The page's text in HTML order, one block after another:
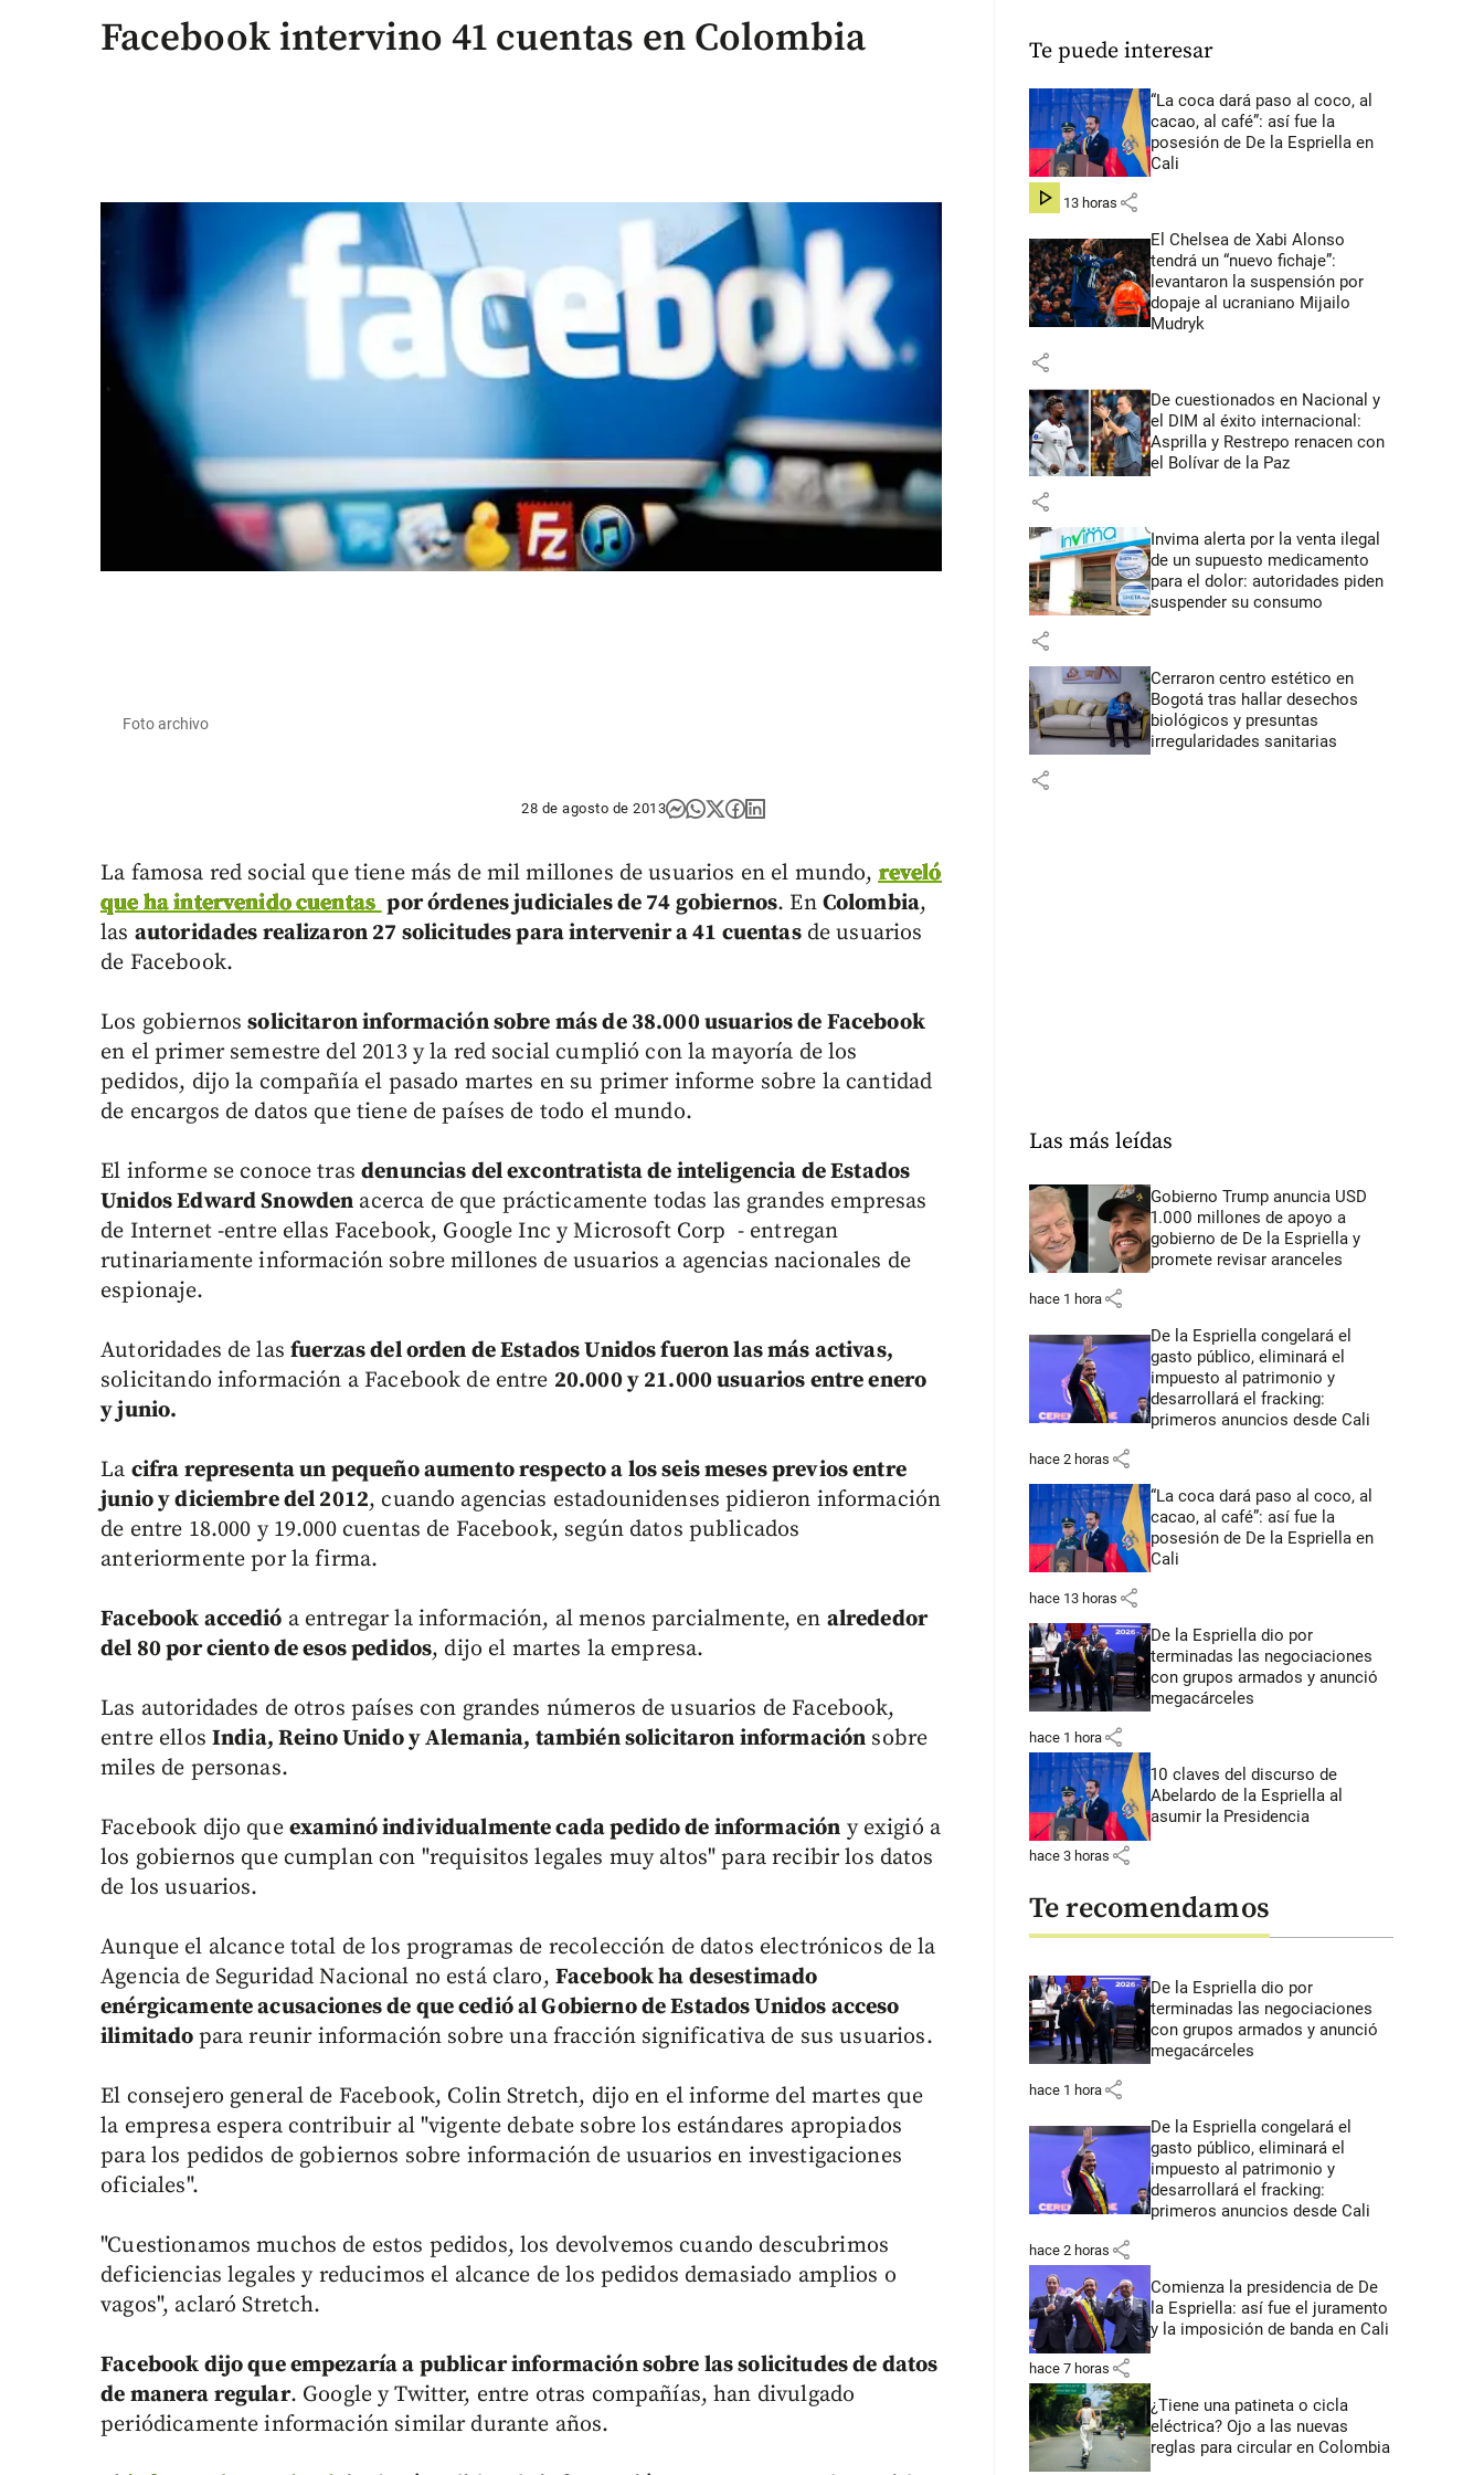
Facebook intervino 41 cuentas en Colombia
Foto archivo
28 de agosto de 2013
La famosa red social que tiene más de mil millones de usuarios en el mundo,reveló
que ha intervenido cuentas por órdenes judiciales de 74 gobiernos. En Colombia,
las autoridades realizaron 27 solicitudes para intervenir a 41 cuentasde usuarios
de Facebook.
Los gobiernossolicitaron información sobre más de 38.000 usuarios de Facebook
en el primer semestre del 2013 y la red social cumplió con la mayoría de los
pedidos, dijo la compañía el pasado martes en su primer informe sobre la cantidad
de encargos de datos que tiene de países de todo el mundo.
El informe se conoce trasdenuncias del excontratista de inteligencia de Estados
Unidos Edward Snowden acerca de que prácticamente todas las grandes empresas
de Internet -entre ellas Facebook, Google Inc y Microsoft Corp - entregan
rutinariamente información sobre millones de usuarios a agencias nacionales de
espionaje.
Autoridades de lasfuerzas del orden de Estados Unidos fueron las más activas,
solicitando información a Facebook de entre 20.000 y 21.000 usuarios entre enero
y junio.
La cifra representa un pequeño aumento respecto a los seis meses previos entre
junio y diciembre del 2012, cuando agencias estadounidenses pidieron información
de entre 18.000 y 19.000 cuentas de Facebook, según datos publicados
anteriormente por la firma.
Facebook accedió a entregar la información, al menos parcialmente, en alrededor
del 80 por ciento de esos pedidos, dijo el martes la empresa.
Las autoridades de otros países con grandes números de usuarios de Facebook,
entre ellos India, Reino Unido y Alemania, también solicitaron información sobre
miles de personas.
Facebook dijo que examinó individualmente cada pedido de información y exigió a
los gobiernos que cumplan con "requisitos legales muy altos" para recibir los datos
de los usuarios.
Aunque el alcance total de los programas de recolección de datos electrónicos de la
Agencia de Seguridad Nacional no está claro, Facebook ha desestimado
enérgicamente acusaciones de que cedió al Gobierno de Estados Unidos acceso
ilimitado para reunir información sobre una fracción significativa de sus usuarios.
El consejero general de Facebook, Colin Stretch, dijo en el informe del martes que
la empresa espera contribuir al "vigente debate sobre los estándares apropiados
para los pedidos de gobiernos sobre información de usuarios en investigaciones
oficiales".
"Cuestionamos muchos de estos pedidos, los devolvemos cuando descubrimos
deficiencias legales y reducimos el alcance de los pedidos demasiado amplios o
vagos", aclaró Stretch.
Facebook dijo que empezaría a publicar información sobre las solicitudes de datos
de manera regular. Google y Twitter, entre otras compañías, han divulgado
periódicamente información similar durante años.
Te puede interesar
“La coca dará paso al coco, al
cacao, al café”: así fue la
posesión de De la Espriella en
Cali
hace 13 horas share
El Chelsea de Xabi Alonso
tendrá un “nuevo fichaje”:
levantaron la suspensión por
dopaje al ucraniano Mijailo
Mudryk
share
De cuestionados en Nacional y
el DIM al éxito internacional:
Asprilla y Restrepo renacen con
el Bolívar de la Paz
share
Invima alerta por la venta ilegal
de un supuesto medicamento
para el dolor: autoridades piden
suspender su consumo
share
Cerraron centro estético en
Bogotá tras hallar desechos
biológicos y presuntas
irregularidades sanitarias
share
Las más leídas
Gobierno Trump anuncia USD
1.000 millones de apoyo a
gobierno de De la Espriella y
promete revisar aranceles
hace 1 hora share
De la Espriella congelará el
gasto público, eliminará el
impuesto al patrimonio y
desarrollará el fracking:
primeros anuncios desde Cali
hace 2 horas share
“La coca dará paso al coco, al
cacao, al café”: así fue la
posesión de De la Espriella en
Cali
hace 13 horas share
De la Espriella dio por
terminadas las negociaciones
con grupos armados y anunció
megacárceles
hace 1 hora share
10 claves del discurso de
Abelardo de la Espriella al
asumir la Presidencia
hace 3 horas share
Te recomendamos
De la Espriella dio por
terminadas las negociaciones
con grupos armados y anunció
megacárceles
hace 1 hora share
De la Espriella congelará el
gasto público, eliminará el
impuesto al patrimonio y
desarrollará el fracking:
primeros anuncios desde Cali
hace 2 horas share
Comienza la presidencia de De
la Espriella: así fue el juramento
y la imposición de banda en Cali
hace 7 horas share
¿Tiene una patineta o cicla
eléctrica? Ojo a las nuevas
reglas para circular en Colombia